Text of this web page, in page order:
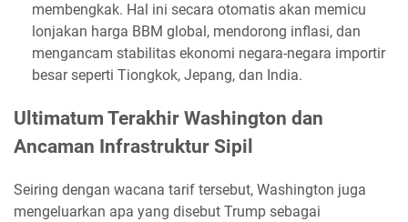
membengkak. Hal ini secara otomatis akan memicu
lonjakan harga BBM global, mendorong inflasi, dan
mengancam stabilitas ekonomi negara-negara importir
besar seperti Tiongkok, Jepang, dan India.
Ultimatum Terakhir Washington dan
Ancaman Infrastruktur Sipil
Seiring dengan wacana tarif tersebut, Washington juga
mengeluarkan apa yang disebut Trump sebagai